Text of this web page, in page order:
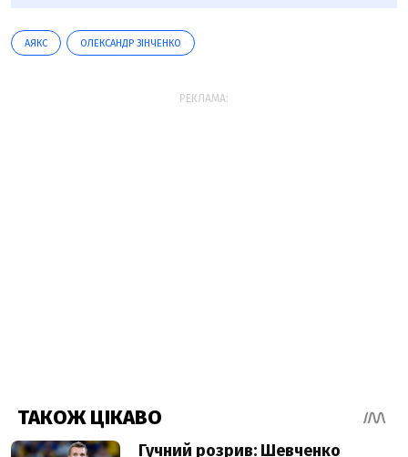
АЯКС ОЛЕКСАНДР ЗІНЧЕНКО
РЕКЛАМА: